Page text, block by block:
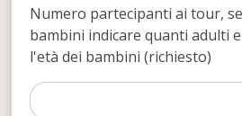
Numero partecipanti ai tour,
bambini indicare quanti adulti
l'età dei bambini (richiesto)